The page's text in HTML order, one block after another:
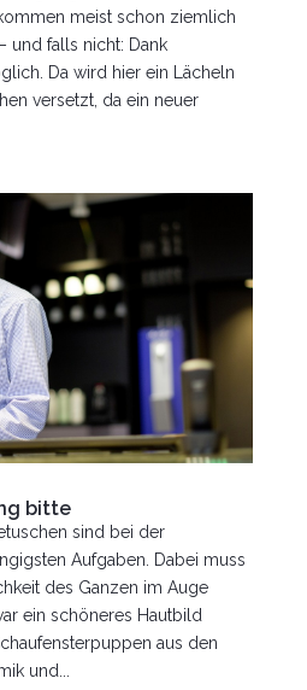
meist schon ziemlich
und falls nicht: Dank
Da wird hier ein Lächeln
versetzt, da ein neuer
bitte
sind bei der
Aufgaben. Dabei muss
des Ganzen im Auge
ein schöneres Hautbild
aus den
und...